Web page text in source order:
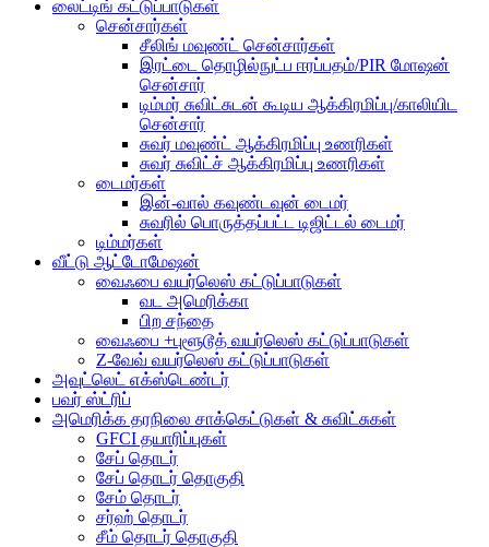
லைட்டிங் கட்டுப்பாடுகள்
சென்சார்கள்
சீலிங் மவுண்ட் சென்சார்கள்
இரட்டை தொழில்நுட்ப ஈரப்பதம்/PIR மோஷன்
சென்சார்
டிம்மர் சுவிட்சுடன் கூடிய ஆக்கிரமிப்பு/காலியிட
சென்சார்
சுவர் மவுண்ட் ஆக்கிரமிப்பு உணரிகள்
சுவர் சுவிட்ச் ஆக்கிரமிப்பு உணரிகள்
டைமர்கள்
இன்-வால் கவுண்டவுன் டைமர்
சுவரில் பொருத்தப்பட்ட டிஜிட்டல் டைமர்
டிம்மர்கள்
வீட்டு ஆட்டோமேஷன்
வைஃபை வயர்லெஸ் கட்டுப்பாடுகள்
வட அமெரிக்கா
பிற சந்தை
வைஃபை +புளூடூத் வயர்லெஸ் கட்டுப்பாடுகள்
Z-வேவ் வயர்லெஸ் கட்டுப்பாடுகள்
அவுட்லெட் எக்ஸ்டெண்டர்
பவர் ஸ்ட்ரிப்
அமெரிக்க தரநிலை சாக்கெட்டுகள் & சுவிட்சுகள்
GFCI தயாரிப்புகள்
சேப் தொடர்
சேப் தொடர் தொகுதி
சேம் தொடர்
சர்ஹ் தொடர்
சீம் தொடர் தொகுதி